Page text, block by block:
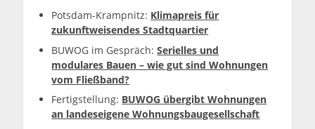
Potsdam-Krampnitz: Klimapreis für
zukunftweisendes Stadtquartier
BUWOG im Gespräch:Serielles und
modulares Bauen – wie gut sind Wohnungen
vom Fließband?
Fertigstellung: BUWOG übergibt Wohnungen
an landeseigene Wohnungsbaugesellschaft